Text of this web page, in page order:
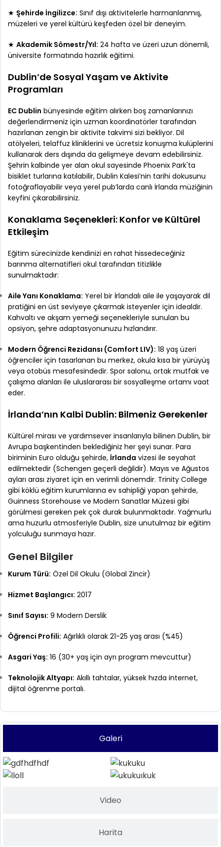
★ Şehirde İngilizce: Sınıf dışı aktivitelerle harmanlanmış,
müzeleri ve yerel kültürü keşfeden özel bir deneyim.
★ Akademik Sömestr/Yıl: 24 hafta ve üzeri uzun dönemli,
üniversite formatında hazırlık eğitimi.
Dublin’de Sosyal Yaşam ve Aktivite
Programları
EC Dublin bünyesinde eğitim alırken boş zamanlarınızı
değerlendirmeniz için uzman koordinatörler tarafından
hazırlanan zengin bir aktivite takvimi sizi bekliyor. Dil
atölyeleri, telaffuz kliniklerini ve ücretsiz konuşma kulüplerini
kullanarak ders dışında da gelişmeye devam edebilirsiniz.
Şehrin kalbinde yer alan okul sayesinde Phoenix Park'ta
bisiklet turlarına katılabilir, Dublin Kalesi’nin tarihi dokusunu
fotoğraflayabilir veya yerel pub’larda canlı İrlanda müziğinin
keyfini çıkarabilirsiniz.
Konaklama Seçenekleri: Konfor ve Kültürel
Etkileşim
Eğitim sürecinizde kendinizi en rahat hissedeceğiniz
barınma alternatifleri okul tarafından titizlikle
sunulmaktadır:
Aile Yanı Konaklama: Yerel bir İrlandalı aile ile yaşayarak dil
pratiğini en üst seviyeye çıkarmak isteyenler için idealdir.
Kahvaltı ve akşam yemeği seçenekleriyle sunulan bu
opsiyon, şehre adaptasyonunuzu hızlandırır.
Modern Öğrenci Rezidansı (Comfort LIV): 18 yaş üzeri
öğrenciler için tasarlanan bu merkez, okula kısa bir yürüyüş
veya otobüs mesafesindedir. Spor salonu, ortak mutfak ve
çalışma alanları ile uluslararası bir sosyalleşme ortamı vaat
eder.
İrlanda’nın Kalbi Dublin: Bilmeniz Gerekenler
Kültürel mirası ve yardımsever insanlarıyla bilinen Dublin, bir
Avrupa başkentinden beklediğiniz her şeyi sunar. Para
biriminin Euro olduğu şehirde, İrlanda vizesi ile seyahat
edilmektedir (Schengen geçerli değildir). Mayıs ve Ağustos
ayları arası ziyaret için en verimli dönemdir. Trinity College
gibi köklü eğitim kurumlarına ev sahipliği yapan şehirde,
Guinness Storehouse ve Modern Sanatlar Müzesi gibi
görülmesi gereken pek çok durak bulunmaktadır. Yağmurlu
ama huzurlu atmosferiyle Dublin, size unutulmaz bir eğitim
yolculuğu sunmaya hazır.
Genel Bilgiler
Kurum Türü: Özel Dil Okulu (Global Zincir)
Hizmet Başlangıcı: 2017
Sınıf Sayısı: 9 Modern Derslik
Öğrenci Profili: Ağırlıklı olarak 21-25 yaş arası (%45)
Asgari Yaş: 16 (30+ yaş için ayrı program mevcuttur)
Teknolojik Altyapı: Akıllı tahtalar, yüksek hızda internet,
dijital öğrenme portalı.
Galeri
Video
Harita